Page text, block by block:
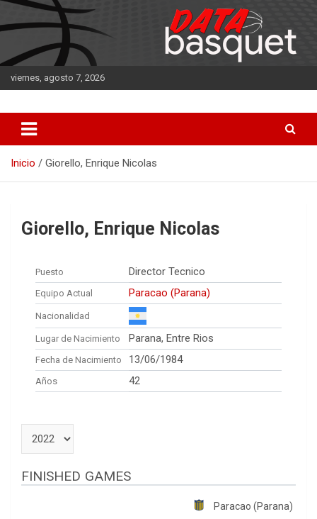
Saltar
al
contenido
viernes, agosto 7, 2026
DATA Basquet
Inicio Giorello, Enrique Nicolas
Giorello, Enrique Nicolas
Puesto Director Tecnico
Equipo Actual Paracao (Parana)
Nacionalidad
Lugar de Nacimiento Parana, Entre Rios
Fecha de Nacimiento 13/06/1984
Años 42
FINISHED GAMES
Paracao (Parana)